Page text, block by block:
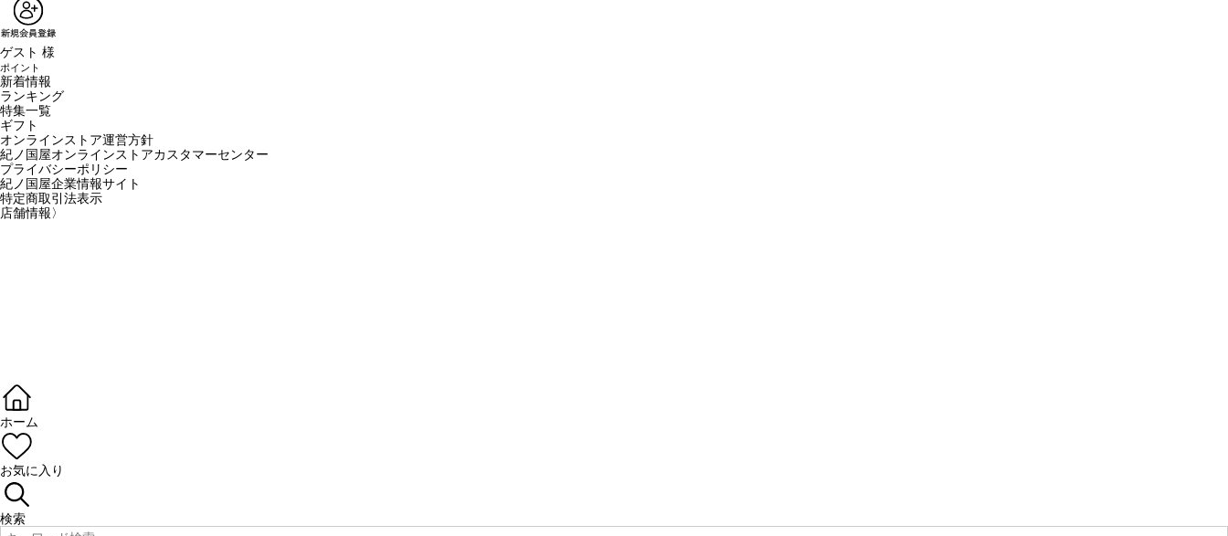
ゲスト 様
ポイント
新着情報
ランキング
特集一覧
ギフト
オンラインストア運営方針
紀ノ国屋オンラインストアカスタマーセンター
プライバシーポリシー
紀ノ国屋企業情報サイト
特定商取引法表示
店舗情報〉
ホーム
お気に入り
検索